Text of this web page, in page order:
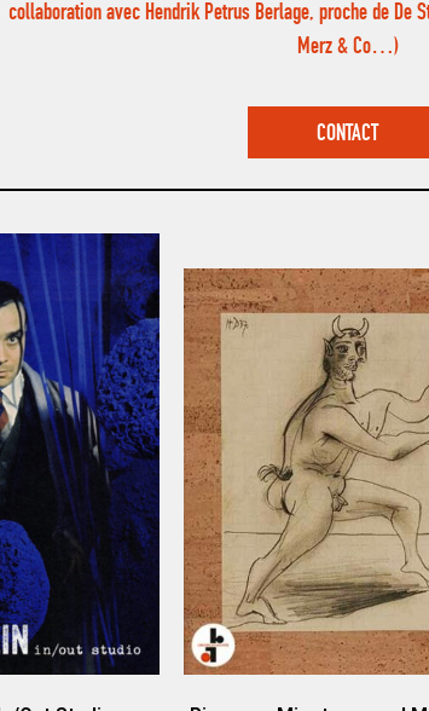
collaboration avec Hendrik Petrus Berlage, proche de De
Merz & Co…)
CONTACT